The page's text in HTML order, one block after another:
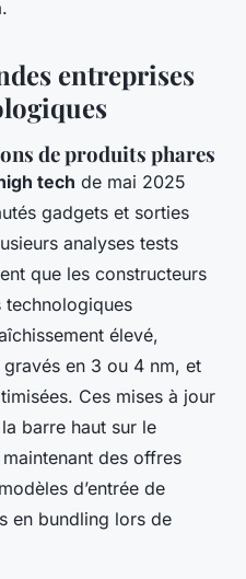
entreprises
de produits phares
tech de mai 2025
gadgets et sorties
analyses tests
que les constructeurs
technologiques
élevé,
en 3 ou 4 nm, et
Ces mises à jour
barre haut sur le
des offres
d’entrée de
en bundling lors de